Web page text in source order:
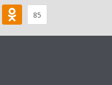
85